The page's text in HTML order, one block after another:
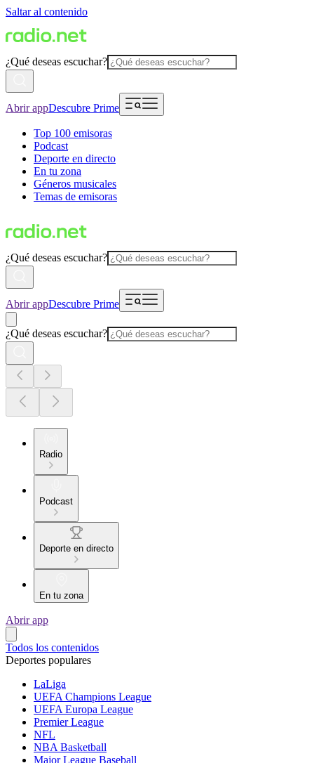
Saltar al contenido
¿Qué deseas escuchar?
Abrir appDescubre Prime
Top 100 emisoras
Podcast
Deporte en directo
En tu zona
Géneros musicales
Temas de emisoras
¿Qué deseas escuchar?
Abrir appDescubre Prime
¿Qué deseas escuchar?
Radio
Podcast
Deporte en directo
En tu zona
Abrir app
Todos los contenidos
Deportes populares
LaLiga
UEFA Champions League
UEFA Europa League
Premier League
NFL
NBA Basketball
Major League Baseball